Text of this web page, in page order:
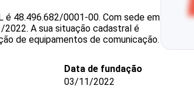
é 48.496.682/0001-00. Com sede em
2022. A sua situação cadastral é
de equipamentos de comunicação.
Data de fundação
03/11/2022